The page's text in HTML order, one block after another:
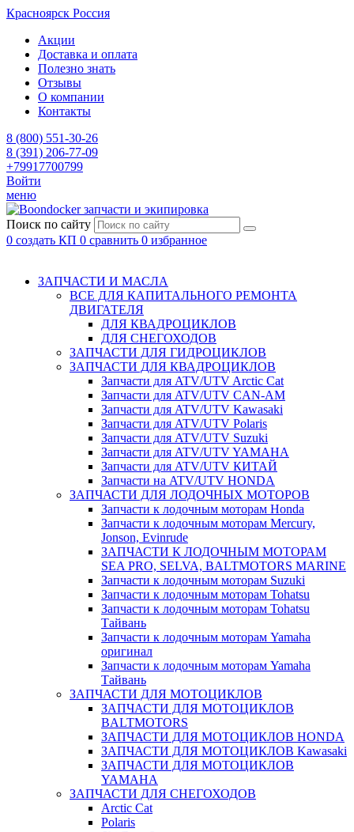
Красноярск Россия
Акции
Доставка и оплата
Полезно знать
Отзывы
О компании
Контакты
8 (800) 551-30-26
8 (391) 206-77-09
+79917700799
Войти
меню
запчасти и экипировка
Поиск по сайту
0 создать КП 0 сравнить 0 избранное
ЗАПЧАСТИ И МАСЛА
ВСЕ ДЛЯ КАПИТАЛЬНОГО РЕМОНТА
ДВИГАТЕЛЯ
ДЛЯ КВАДРОЦИКЛОВ
ДЛЯ СНЕГОХОДОВ
ЗАПЧАСТИ ДЛЯ ГИДРОЦИКЛОВ
ЗАПЧАСТИ ДЛЯ КВАДРОЦИКЛОВ
Запчасти для ATV/UTV Arctic Cat
Запчасти для ATV/UTV CAN-AM
Запчасти для ATV/UTV Kawasaki
Запчасти для ATV/UTV Polaris
Запчасти для ATV/UTV Suzuki
Запчасти для ATV/UTV YAMAHA
Запчасти для ATV/UTV КИТАЙ
Запчасти на ATV/UTV HONDA
ЗАПЧАСТИ ДЛЯ ЛОДОЧНЫХ МОТОРОВ
Запчасти к лодочным моторам Honda
Запчасти к лодочным моторам Mercury,
Jonson, Evinrude
ЗАПЧАСТИ К ЛОДОЧНЫМ МОТОРАМ
SEA PRO, SELVA, BALTMOTORS MARINE
Запчасти к лодочным моторам Suzuki
Запчасти к лодочным моторам Tohatsu
Запчасти к лодочным моторам Tohatsu
Тайвань
Запчасти к лодочным моторам Yamaha
оригинал
Запчасти к лодочным моторам Yamaha
Тайвань
ЗАПЧАСТИ ДЛЯ МОТОЦИКЛОВ
ЗАПЧАСТИ ДЛЯ МОТОЦИКЛОВ
BALTMOTORS
ЗАПЧАСТИ ДЛЯ МОТОЦИКЛОВ HONDA
ЗАПЧАСТИ ДЛЯ МОТОЦИКЛОВ Kawasaki
ЗАПЧАСТИ ДЛЯ МОТОЦИКЛОВ
YAMAHA
ЗАПЧАСТИ ДЛЯ СНЕГОХОДОВ
Arctic Cat
Polaris